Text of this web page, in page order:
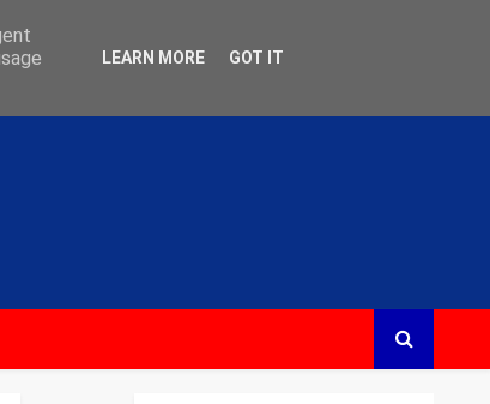
LEARN MORE GOT IT